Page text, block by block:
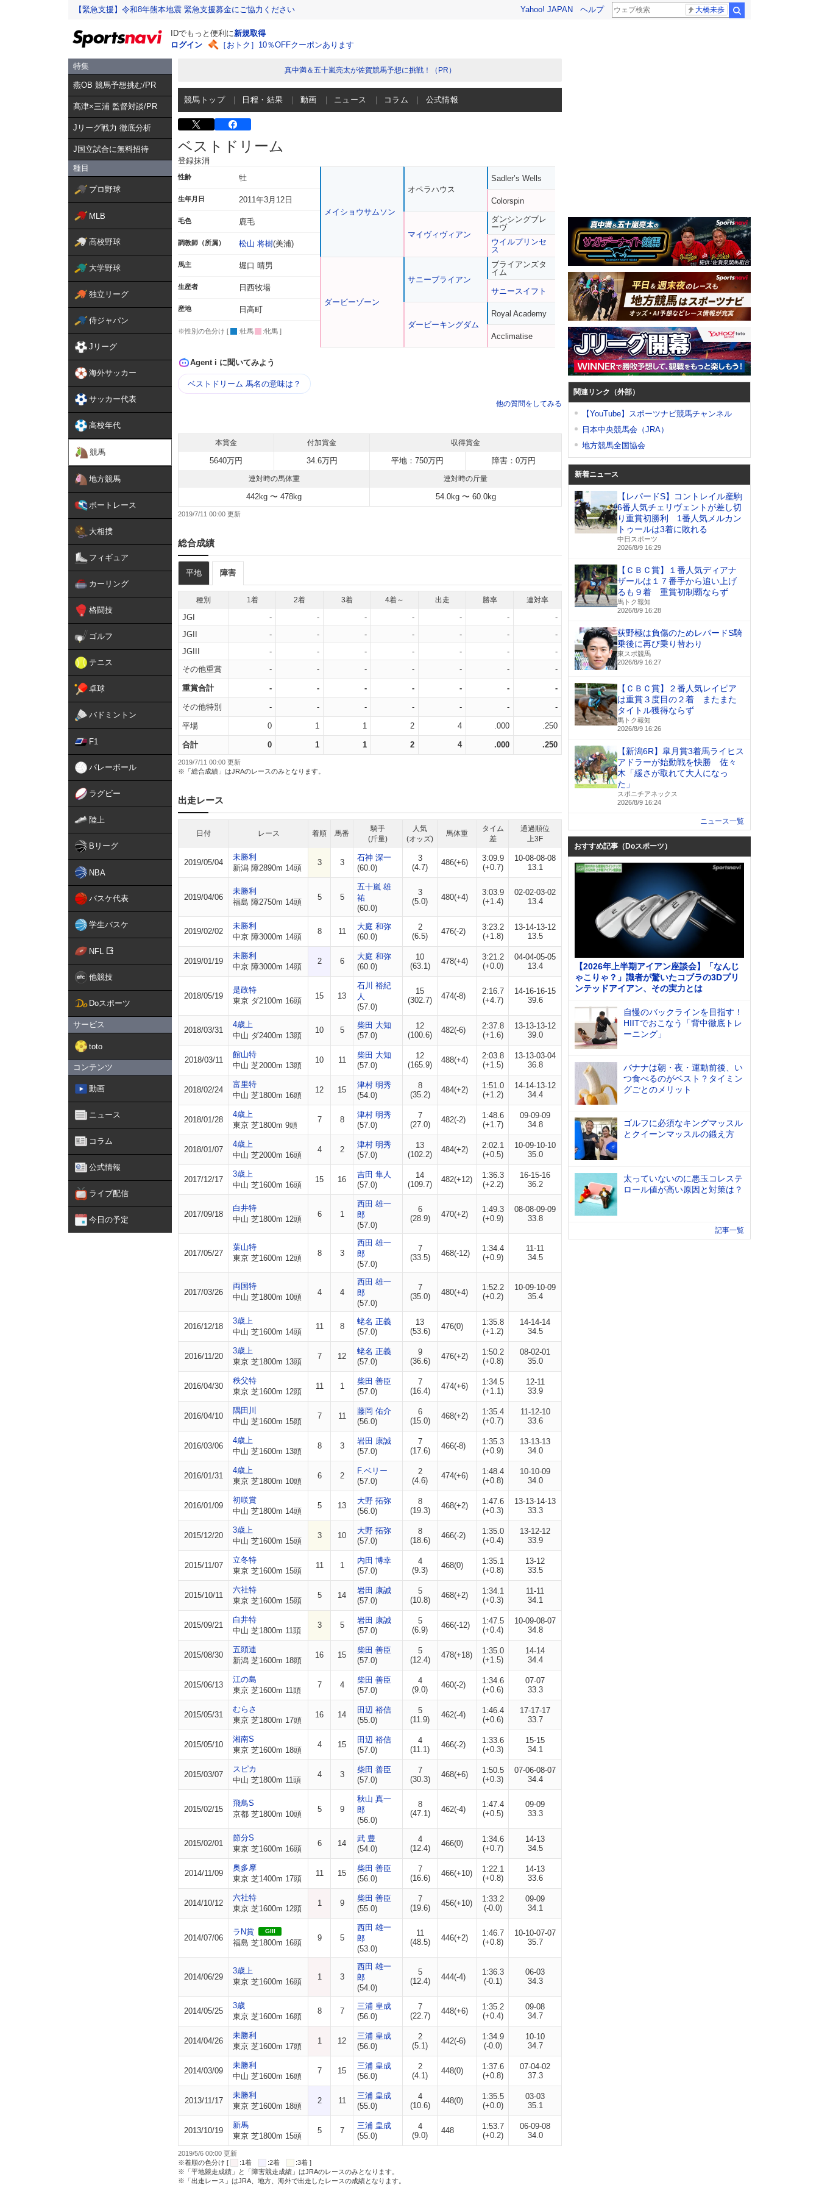
【緊急支援】令和8年熊本地震 緊急支援募金にご協力ください Yahoo! JAPAN ヘルプ 大橋未歩
IDでもっと便利に新規取得
ログイン
［おトク］10％OFFクーポンあります
特集
燕OB 競馬予想挑む/PR
髙津×三浦 監督対談/PR
Jリーグ戦力 徹底分析
J国立試合に無料招待
種目
プロ野球
MLB
高校野球
大学野球
独立リーグ
侍ジャパン
Jリーグ
海外サッカー
サッカー代表
高校年代
競馬
地方競馬
ボートレース
大相撲
フィギュア
カーリング
格闘技
ゴルフ
テニス
卓球
バドミントン
F1
バレーボール
ラグビー
陸上
Bリーグ
NBA
バスケ代表
学生バスケ
NFL
他競技
Doスポーツ
サービス
toto
コンテンツ
動画
ニュース
コラム
公式情報
ライブ配信
今日の予定
真中満＆五十嵐亮太が佐賀競馬予想に挑戦！（PR）
競馬トップ 日程・結果 動画 ニュース コラム 公式情報
ベストドリーム
登録抹消
性齢 牡
生年月日 2011年3月12日
毛色 鹿毛
調教師（所属） 松山 将樹(美浦)
馬主 堀口 晴男
生産者 日西牧場
産地 日高町
※性別の色分け [ :牡馬 :牝馬 ]
メイショウサムソン
ダービーゾーン
オペラハウス
マイヴィヴィアン
サニーブライアン
ダービーキングダム
Sadler’s Wells
Colorspin
ダンシングブレ
ーヴ
ウイルプリンセ
ス
ブライアンズタ
イム
サニースイフト
Royal Academy
Acclimatise
Agent i に聞いてみよう
ベストドリーム 馬名の意味は？
他の質問をしてみる
本賞金 付加賞金 収得賞金
5640万円 34.6万円 平地：750万円 障害：0万円
連対時の馬体重 連対時の斤量
442kg 〜 478kg 54.0kg 〜 60.0kg
2019/7/11 00:00
総合成績
平地 障害
種別 1着 2着 3着 4着～ 出走 勝率 連対率
JGI - - - - - -
-
JGII
- - - - - -
-
JGIII
- - - - - -
-
その他重賞
- - - - - - -
重賞合計 - - - - - - -
その他特別 - - - - - - -
平場 0 1 1 2 4 .000 .250
合計 0 1 1 2 4 .000 .250
2019/7/11 00:00 更新
※「総合成績」はJRAのレースのみとなります。
出走レース
日付 レース 着順 馬番
騎手
(斤量)
人気
(オッズ)
馬体重
タイム
差
通過順位
上3F
2019/05/04
未勝利
新潟 障2890m 14頭
3 3
石神 深一
(60.0)
3
(4.7)
486(+6)
3:09.9
(+0.7)
10-08-08-08
13.1
2019/04/06
未勝利
福島 障2750m 14頭
5 5
五十嵐 雄
祐
(60.0)
3
(5.0)
480(+4)
3:03.9
(+1.4)
02-02-03-02
13.4
2019/02/02
未勝利
中京 障3000m 14頭
8 11
大庭 和弥
(60.0)
2
(6.5)
476(-2)
3:23.2
(+1.8)
13-14-13-12
13.5
2019/01/19
未勝利
中京 障3000m 14頭
2 6
大庭 和弥
(60.0)
10
(63.1)
478(+4)
3:21.2
(+0.0)
04-04-05-05
13.4
2018/05/19
是政特
東京 ダ2100m 16頭
15 13
石川 裕紀
人
(57.0)
15
(302.7)
474(-8)
2:16.7
(+4.7)
14-16-16-15
39.6
2018/03/31
4歳上
中山 ダ2400m 13頭
10 5
柴田 大知
(57.0)
12
(100.6)
482(-6)
2:37.8
(+1.6)
13-13-13-12
39.0
2018/03/11
館山特
中山 芝2000m 13頭
10 11
柴田 大知
(57.0)
12
(165.9)
488(+4)
2:03.8
(+1.5)
13-13-03-04
36.8
2018/02/24
富里特
中山 芝1800m 16頭
12 15
津村 明秀
(54.0)
8
(35.2)
484(+2)
1:51.0
(+1.2)
14-14-13-12
34.4
2018/01/28
4歳上
東京 芝1800m 9頭
7 8
津村 明秀
(57.0)
7
(27.0)
482(-2)
1:48.6
(+1.7)
09-09-09
34.8
2018/01/07
4歳上
中山 芝2000m 16頭
4 2
津村 明秀
(57.0)
13
(102.2)
484(+2)
2:02.1
(+0.5)
10-09-10-10
35.0
2017/12/17
3歳上
中山 芝1600m 16頭
15 16
吉田 隼人
(57.0)
14
(109.7)
482(+12)
1:36.3
(+2.2)
16-15-16
36.2
2017/09/18
白井特
中山 芝1800m 12頭
6 1
西田 雄一
郎
(57.0)
6
(28.9)
470(+2)
1:49.3
(+0.9)
08-08-09-09
33.8
2017/05/27
葉山特
東京 芝1600m 12頭
8 3
西田 雄一
郎
(57.0)
7
(33.5)
468(-12)
1:34.4
(+0.9)
11-11
34.5
2017/03/26
両国特
中山 芝1800m 10頭
4 4
西田 雄一
郎
(57.0)
7
(35.0)
480(+4)
1:52.2
(+0.2)
10-09-10-09
35.4
2016/12/18
3歳上
中山 芝1600m 14頭
11 8
蛯名 正義
(57.0)
13
(53.6)
476(0)
1:35.8
(+1.2)
14-14-14
34.5
2016/11/20
3歳上
東京 芝1800m 13頭
7 12
蛯名 正義
(57.0)
9
(36.6)
476(+2)
1:50.2
(+0.8)
08-02-01
35.0
2016/04/30
秩父特
東京 芝1600m 12頭
11 1
柴田 善臣
(57.0)
7
(16.4)
474(+6)
1:34.5
(+1.1)
12-11
33.9
2016/04/10
隅田川
中山 芝1600m 15頭
7 11
藤岡 佑介
(56.0)
6
(15.0)
468(+2)
1:35.4
(+0.7)
11-12-10
33.6
2016/03/06
4歳上
中山 芝1600m 13頭
8 3
岩田 康誠
(57.0)
7
(17.6)
466(-8)
1:35.3
(+0.9)
13-13-13
34.0
2016/01/31
4歳上
東京 芝1800m 10頭
6 2
F.ベリー
(57.0)
2
(4.6)
474(+6)
1:48.4
(+0.8)
10-10-09
34.0
2016/01/09
初咲賞
中山 芝1800m 14頭
5 13
大野 拓弥
(56.0)
8
(19.3)
468(+2)
1:47.6
(+0.3)
13-13-14-13
33.3
2015/12/20
3歳上
中山 芝1600m 15頭
3 10
大野 拓弥
(57.0)
8
(18.6)
466(-2)
1:35.0
(+0.4)
13-12-12
33.9
2015/11/07
立冬特
東京 芝1600m 15頭
11 1
内田 博幸
(57.0)
4
(9.3)
468(0)
1:35.1
(+0.8)
13-12
33.5
2015/10/11
六社特
東京 芝1600m 15頭
5 14
岩田 康誠
(57.0)
5
(10.8)
468(+2)
1:34.1
(+0.3)
11-11
34.1
2015/09/21
白井特
中山 芝1800m 11頭
3 5
岩田 康誠
(57.0)
5
(6.9)
466(-12)
1:47.5
(+0.4)
10-09-08-07
34.8
2015/08/30
五頭連
新潟 芝1600m 18頭
16 15
柴田 善臣
(57.0)
5
(12.4)
478(+18)
1:35.0
(+1.5)
14-14
34.4
2015/06/13
江の島
東京 芝1600m 11頭
7 4
柴田 善臣
(57.0)
4
(9.0)
460(-2)
1:34.6
(+0.6)
07-07
33.3
2015/05/31
むらさ
東京 芝1800m 17頭
16 14
田辺 裕信
(55.0)
5
(11.9)
462(-4)
1:46.4
(+0.6)
17-17-17
33.7
2015/05/10
湘南S
東京 芝1600m 18頭
4 15
田辺 裕信
(57.0)
4
(11.1)
466(-2)
1:33.6
(+0.3)
15-15
34.1
2015/03/07
スピカ
中山 芝1800m 11頭
4 3
柴田 善臣
(57.0)
7
(30.3)
468(+6)
1:50.5
(+0.3)
07-06-08-07
34.4
2015/02/15
飛鳥S
京都 芝1800m 10頭
5 9
秋山 真一
郎
(56.0)
8
(47.1)
462(-4)
1:47.4
(+0.5)
09-09
33.3
2015/02/01
節分S
東京 芝1600m 16頭
6 14
武 豊
(54.0)
4
(12.4)
466(0)
1:34.6
(+0.7)
14-13
34.5
2014/11/09
奥多摩
東京 芝1400m 17頭
11 15
柴田 善臣
(56.0)
7
(16.6)
466(+10)
1:22.1
(+0.8)
14-13
33.6
2014/10/12
六社特
東京 芝1600m 12頭
1 9
柴田 善臣
(55.0)
7
(19.6)
456(+10)
1:33.2
(-0.0)
09-09
34.1
2014/07/06
ラN賞 GIII
福島 芝1800m 16頭
9 5
西田 雄一
郎
(53.0)
11
(48.5)
446(+2)
1:46.7
(+0.8)
10-10-07-07
35.7
2014/06/29
3歳上
東京 芝1600m 16頭
1 3
西田 雄一
郎
(54.0)
5
(12.4)
444(-4)
1:36.3
(-0.1)
06-03
34.3
2014/05/25
3歳
東京 芝1600m 16頭
8 7
三浦 皇成
(56.0)
7
(22.7)
448(+6)
1:35.2
(+0.4)
09-08
34.7
2014/04/26
未勝利
東京 芝1600m 17頭
1 12
三浦 皇成
(56.0)
2
(5.1)
442(-6)
1:34.9
(-0.0)
10-10
34.7
2014/03/09
未勝利
中山 芝1600m 16頭
7 15
三浦 皇成
(56.0)
2
(4.1)
448(0)
1:37.6
(+0.8)
07-04-02
37.3
2013/11/17
未勝利
東京 芝1600m 18頭
2 11
三浦 皇成
(55.0)
4
(10.6)
448(0)
1:35.5
(+0.0)
03-03
35.1
2013/10/19
新馬
東京 芝1800m 15頭
5 7
三浦 皇成
(55.0)
4
(9.0)
448
1:53.7
(+0.2)
06-09-08
34.0
2019/5/6 00:00 更新
※着順の色分け [
:1着 :2着
:3着 ]
※「平地競走成績」と「障害競走成績」はJRAのレースのみとなります。
※「出走レース」はJRA、地方、海外で出走したレースの成績となります。
関連リンク（外部）
【YouTube】スポーツナビ競馬チャンネル
日本中央競馬会（JRA）
地方競馬全国協会
新着ニュース
【レパードS】コントレイル産駒
6番人気チェリヴェントが差し切
り重賞初勝利 1番人気メルカン
トゥールは3着に敗れる
中日スポーツ
2026/8/9 16:29
【ＣＢＣ賞】１番人気ディアナ
ザールは１７番手から追い上げ
るも９着 重賞初制覇ならず
馬トク報知
2026/8/9 16:28
荻野極は負傷のためレパードS騎
乗後に再び乗り替わり
東スポ競馬
2026/8/9 16:27
【ＣＢＣ賞】２番人気レイピア
は重賞３度目の２着 またまた
タイトル獲得ならず
馬トク報知
2026/8/9 16:26
【新潟6R】皐月賞3着馬ライヒス
アドラーが始動戦を快勝 佐々
木「緩さが取れて大人になっ
た」
スポニチアネックス
2026/8/9 16:24
ニュース一覧
おすすめ記事（Doスポーツ）
【2026年上半期アイアン座談会】「なんじ
ゃこりゃ？」識者が驚いたコブラの3Dプリ
ンテッドアイアン、その実力とは
自慢のバックラインを目指す！
HIITでおこなう「背中徹底トレ
ーニング」
バナナは朝・夜・運動前後、い
つ食べるのがベスト？タイミン
グごとのメリット
ゴルフに必須なキングマッスル
とクイーンマッスルの鍛え方
太っていないのに悪玉コレステ
ロール値が高い原因と対策は？
記事一覧